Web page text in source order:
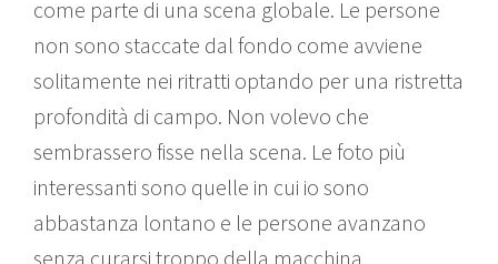
come parte di una scena globale. Le persone
non sono staccate dal fondo come avviene
solitamente nei ritratti optando per una ristretta
profondità di campo. Non volevo che
sembrassero fisse nella scena. Le foto più
interessanti sono quelle in cui io sono
abbastanza lontano e le persone avanzano
senza curarsi troppo della macchina